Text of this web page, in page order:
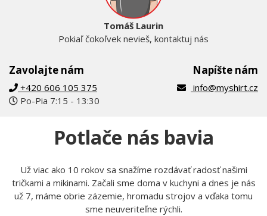
Zavolajte nám
+420 606 105 375
Po-Pia 7:15 - 13:30
Tomáš Laurin
Pokiaľ čokoľvek nevieš, kontaktuj nás
Napíšte nám
info@myshirt.cz
Potlače nás bavia
Už viac ako 10 rokov sa snažíme rozdávať radosť našimi
tričkami a mikinami. Začali sme doma v kuchyni a dnes je nás
už 7, máme obrie zázemie, hromadu strojov a vďaka tomu
sme neuveriteľne rýchli.